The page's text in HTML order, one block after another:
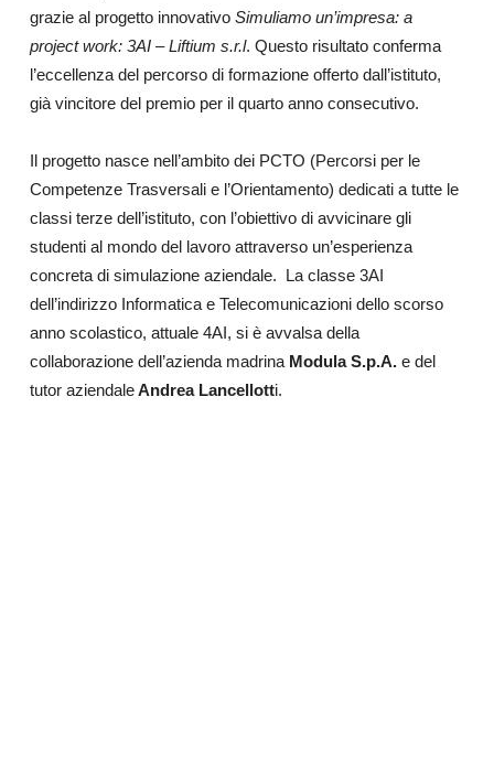
grazie al progetto innovativo Simuliamo un’impresa: a
project work: 3AI – Liftium s.r.l. Questo risultato conferma
l’eccellenza del percorso di formazione offerto dall’istituto,
già vincitore del premio per il quarto anno consecutivo.
Il progetto nasce nell’ambito dei PCTO (Percorsi per le
Competenze Trasversali e l’Orientamento) dedicati a tutte le
classi terze dell’istituto, con l’obiettivo di avvicinare gli
studenti al mondo del lavoro attraverso un’esperienza
concreta di simulazione aziendale. La classe 3AI
dell’indirizzo Informatica e Telecomunicazioni dello scorso
anno scolastico, attuale 4AI, si è avvalsa della
collaborazione dell’azienda madrina Modula S.p.A.e del
tutor aziendaleAndrea Lancellotti.